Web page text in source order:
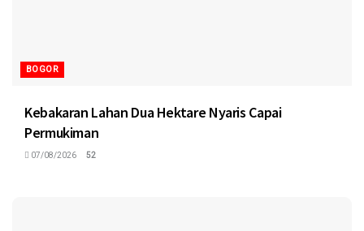
BOGOR
Kebakaran Lahan Dua Hektare Nyaris Capai
Permukiman
07/08/2026 52